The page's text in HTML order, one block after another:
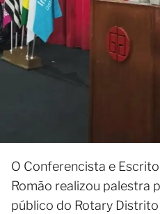
O Conferencista e
Romão realizou palestra
público do Rotary